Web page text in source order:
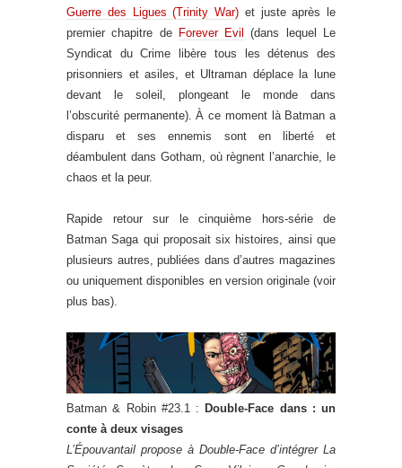
Guerre des Ligues (Trinity War) et juste après le
premier chapitre de Forever Evil
(dans lequel Le
Syndicat du Crime libère tous les détenus des
prisonniers et asiles, et Ultraman déplace la lune
devant le soleil, plongeant le monde dans
l’obscurité permanente). À ce moment là Batman a
disparu et ses ennemis sont en liberté et
déambulent dans Gotham, où règnent l’anarchie, le
chaos et la peur.
Rapide retour sur le cinquième hors-série de
Batman Saga qui proposait six histoires, ainsi que
plusieurs autres, publiées dans d’autres magazines
ou uniquement disponibles en version originale (voir
plus bas).
Batman & Robin #23.1 : Double-Face dans : un
conte à deux visages
L’Épouvantail propose à Double-Face d’intégrer La